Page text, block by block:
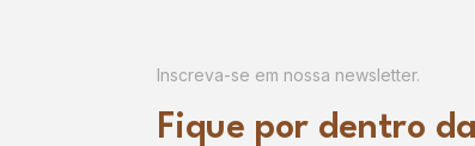
Inscreva-se em nossa newsletter.
Fique por dentro